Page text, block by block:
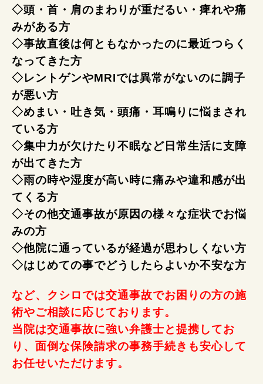
◇頭・首・肩のまわりが重だるい・痺れや痛
みがある方
◇事故直後は何ともなかったのに最近つらく
なってきた方
◇レントゲンやMRIでは異常がないのに調子
が悪い方
◇めまい・吐き気・頭痛・耳鳴りに悩まされ
ている方
◇集中力が欠けたり不眠など日常生活に支障
が出てきた方
◇雨の時や湿度が高い時に痛みや違和感が出
てくる方
◇その他交通事故が原因の様々な症状でお悩
みの方
◇他院に通っているが経過が思わしくない方
◇はじめての事でどうしたらよいか不安な方
など、クシロでは交通事故でお困りの方の施
術やご相談に応じております。
当院は交通事故に強い弁護士と提携してお
り、面倒な保険請求の事務手続きも安心して
お任せいただけます。